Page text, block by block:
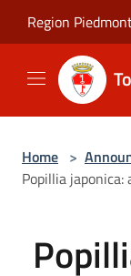
Region
Home >
Popillia japonica: